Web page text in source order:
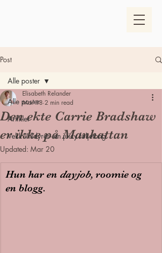
Post
Alle poster
Artikler
Vekk Villdyret - en juicy føljetong
Alle poster
Den ekte Carrie Bradshaw
er ikke på Manhattan
Elisabeth Relander
Mar 18 2 min read
Updated: Mar 20
Hun har en dayjob, roomie og
en blogg.